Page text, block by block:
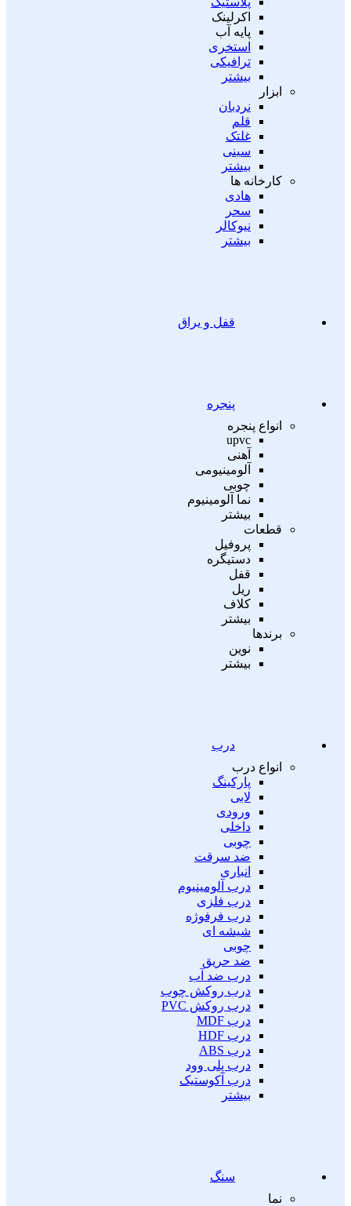
اکرلینک
پایه آب
استخری
ترافیکی
بیشتر
ابزار
نردبان
قلم
غلتک
سینی
بیشتر
کارخانه ها
هادی
سحر
نیوکالر
بیشتر
قفل و یراق
پنجره
انواع پنجره
upvc
آهنی
آلومینیومی
چوبی
نما آلومینیوم
بیشتر
قطعات
پروفیل
دستیگره
قفل
ریل
کلاف
بیشتر
برندها
نوین
بیشتر
درب
انواع درب
پارکینگ
لابی
ورودی
داخلی
چوبی
ضد سرقت
انباری
درب آلومینیوم
درب فلزی
درب فرفوژه
شیشه ای
چوبی
ضد حریق
درب ضد آب
درب روکش چوب
درب روکش PVC
درب MDF
درب HDF
درب ABS
درب پلی وود
درب آکوستیک
بیشتر
سنگ
نما